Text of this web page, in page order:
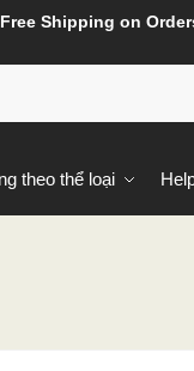
Free Shipping on
theo thể loại